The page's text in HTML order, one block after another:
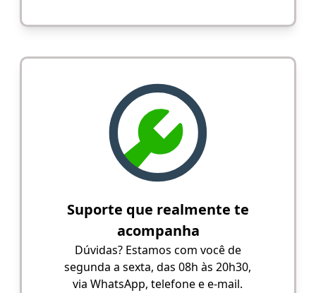
Suporte que realmente te
acompanha
Dúvidas? Estamos com você de
segunda a sexta, das 08h às 20h30,
via WhatsApp, telefone e e-mail.